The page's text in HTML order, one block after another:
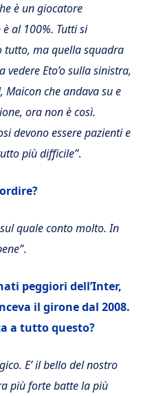
è un giocatore
al 100%. Tutti si
tutto, ma quella squadra
vedere Eto’o sulla sinistra,
Maicon che andava su e
ora non è così.
devono essere pazienti e
più difficile”.
sul quale conto molto. In
.
peggiori dell’Inter,
il girone dal 2008.
a tutto questo?
E’ il bello del nostro
più forte batte la più